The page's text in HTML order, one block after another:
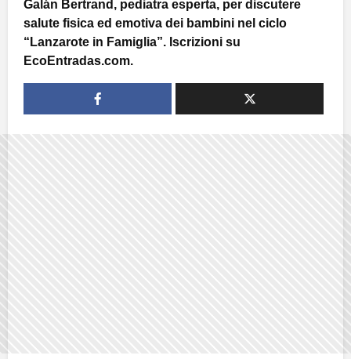
Galán Bertrand, pediatra esperta, per discutere
salute fisica ed emotiva dei bambini nel ciclo
“Lanzarote in Famiglia”. Iscrizioni su
EcoEntradas.com.